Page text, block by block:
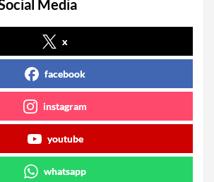
Media
x
facebook
instagram
youtube
whatsapp